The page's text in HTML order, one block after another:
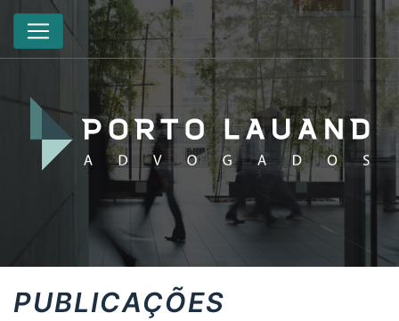
PUBLICAÇÕES